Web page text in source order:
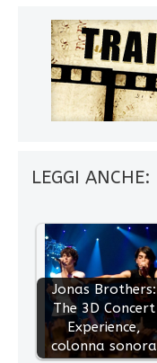
LEGGI ANCHE:
Jonas Brothers:
The 3D Concert
Experience,
colonna sonora